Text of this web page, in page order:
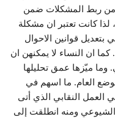
من ربط المشكلات ضمن
لذا كانت تعتبر ان مشكلة
قوانين الاحوال
ان النساء لا يمكنهن ان
ميّزها عمق تحليلها
العام. ما اسهم في
النقابي الذي أتى
ومنه انطلقت إلى